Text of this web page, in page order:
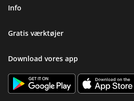
Info
Gratis værktøjer
Download vores app